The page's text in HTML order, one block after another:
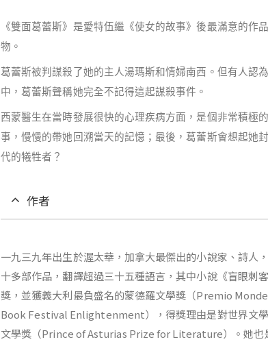
《雙面葛蕾斯》是愛特伍繼《使女的故事》後最滿意的
物。
葛蕾斯被判謀殺了她的主人湯瑪斯和情婦南西。但有人認
中，葛蕾斯聲稱她完全不記得這起謀殺事件。
西蒙醫生在當時發展很快的心理疾病方面，是個非常積極
事，慢慢的帶她回溯當天的記憶；最後，葛蕾斯會想起她
代的犧牲者？
作者
一九三九年出生於渥太華，加拿大最傑出的小說家、詩人
十多部作品，翻譯超過三十五種語言，其中小說《盲眼
獎，並獲義大利最負盛名的蒙德羅文學獎（Premio
Book Festival Enlightenment），得獎理由是對世界文
文學獎（Prince of Asturias Prize for Literature）。她也